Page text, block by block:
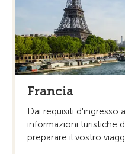
Francia
Dai requisiti d'ingresso
informazioni turistiche
preparare il vostro